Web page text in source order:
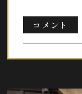
コメント